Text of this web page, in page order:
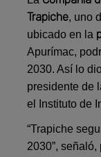
Trapiche, uno
ubicado en la
Apurímac,
2030. Así lo
presidente de
el Instituto de
“Trapiche
2030”,